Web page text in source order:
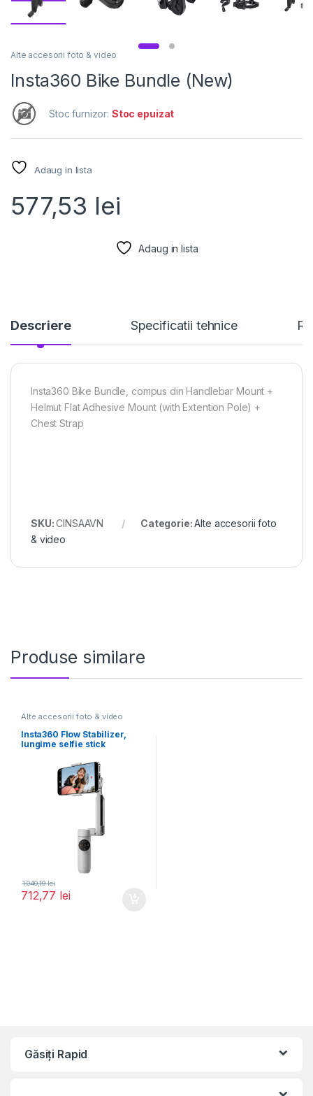
Alte accesorii foto & video
Insta360 Bike Bundle (New)
Stoc furnizor: Stoc epuizat
Adaug in lista
577,53 lei
Adaug in lista
Descriere Specificatii tehnice
Insta360 Bike Bundle, compus din Handlebar Mount +
Helmut Flat Adhesive Mount (with Extention Pole) +
Chest Strap
SKU:CINSAAVN Categorie:Alte accesorii foto
& video
Produse similare
Alte accesorii foto & video
Insta360 Flow Stabilizer,
lungime selfie stick
dimensiune trepied
712,77 lei
1.040,19lei
Găsiți Rapid